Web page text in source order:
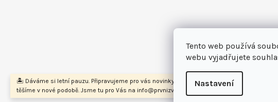
Tento web používá
webu vyjadřujete
Nastavení
🏝️ Dáváme si letní pauzu. Připravujeme pro vás novinky a na podzim se na vás
těšíme v nové podobě. Jsme tu pro Vás na info@prvnizvirecilekarna.cz 🩵